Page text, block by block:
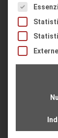
Es folgt